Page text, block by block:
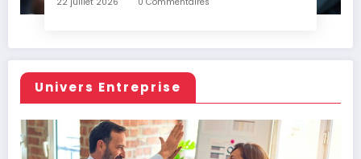
Univers Entreprise